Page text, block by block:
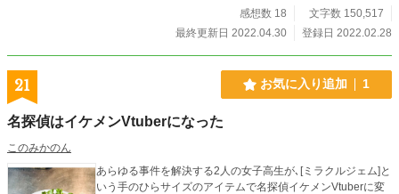
感想数 18
文字数 150,517
最終更新日 2022.04.30
登録日 2022.02.28
21 お気に入り追加 1
名探偵はイケメンVtuberになった
このみかのん
あらゆる事件を解決する2人の女子高生が､[ミラクルジェム]と
いう手のひらサイズのアイテムで名探偵イケメンVtuberに変